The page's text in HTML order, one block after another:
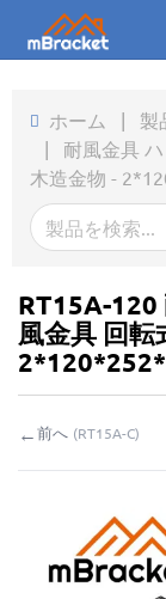
製品
会社概要
ダウンロード
マイ問い合
ホーム | 製
| 耐風金具
木造金物 -
RT15A-120
風金具 回
←前へ (RT15A-C)